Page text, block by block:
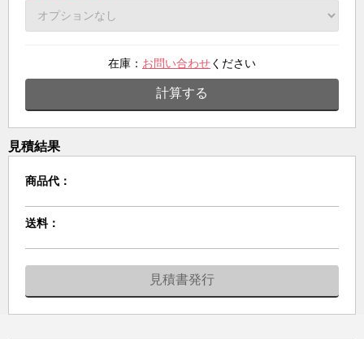
在庫： お問い合わせください
計算する
見積結果
商品代：
送料：
見積書発行